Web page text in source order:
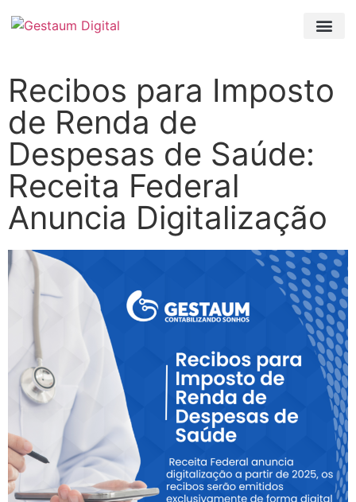
Recibos para Imposto
de Renda de
Despesas de Saúde:
Receita Federal
Anuncia Digitalização